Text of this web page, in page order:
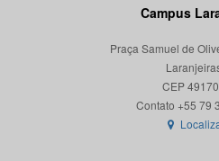
Campus
Praça Samuel de
CEP